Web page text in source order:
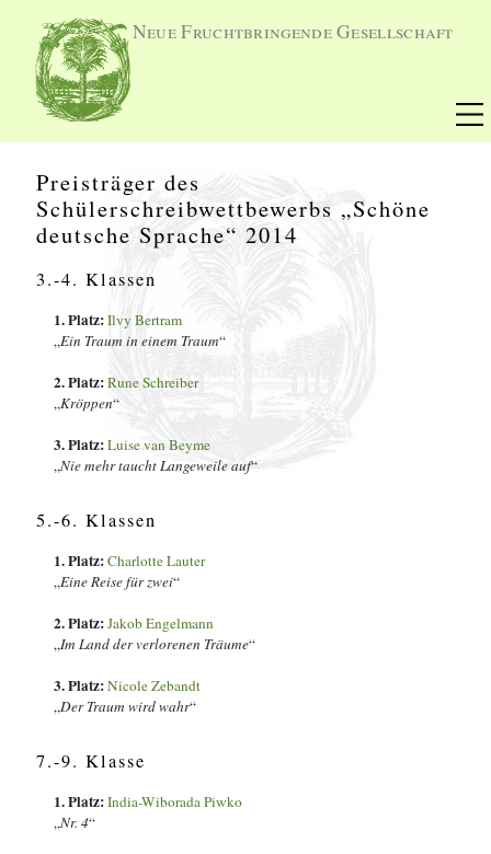
Neue Fruchtbringende Gesellschaft
Preisträger des
Schülerschreibwettbewerbs „Schöne
deutsche Sprache“ 2014
3.-4. Klassen
1. Platz:Ilvy Bertram
„Ein Traum in einem Traum“
2. Platz:Rune Schreiber
„Kröppen“
3. Platz:Luise van Beyme
„Nie mehr taucht Langeweile auf“
5.-6. Klassen
1. Platz:Charlotte Lauter
„Eine Reise für zwei“
2. Platz:Jakob Engelmann
„Im Land der verlorenen Träume“
3. Platz:Nicole Zebandt
„Der Traum wird wahr“
7.-9. Klasse
1. Platz:India-Wiborada Piwko
„Nr. 4“